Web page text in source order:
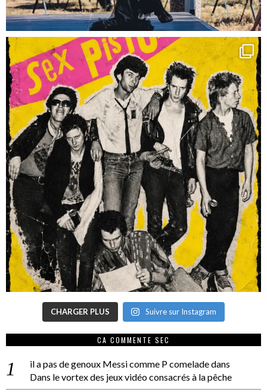
CHARGER PLUS Suivre sur Instagram
CA COMMENTE SEC
il a pas de genoux Messi comme P comeladedans
Dans le vortex des jeux vidéo consacrés à la pêche